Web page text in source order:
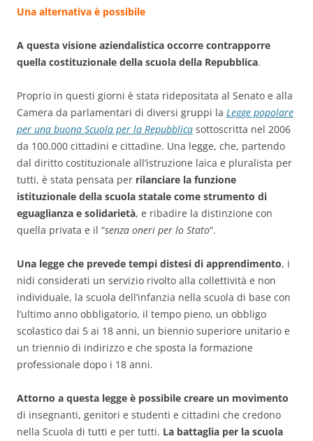
Una alternativa è possibile
A questa visione aziendalistica occorre contrapporre
quella costituzionale della scuola della Repubblica.
Proprio in questi giorni è stata ridepositata al Senato e alla
Camera da parlamentari di diversi gruppi la Legge popolare
per una buona Scuola per la Repubblica sottoscritta nel 2006
da 100.000 cittadini e cittadine. Una legge, che, partendo
dal diritto costituzionale all’istruzione laica e pluralista per
tutti, è stata pensata per rilanciare la funzione
istituzionale della scuola statale come strumento di
eguaglianza e solidarietà, e ribadire la distinzione con
quella privata e il “senza oneri per lo Stato“.
Una legge che prevede tempi distesi di apprendimento, i
nidi considerati un servizio rivolto alla collettività e non
individuale, la scuola dell’infanzia nella scuola di base con
l’ultimo anno obbligatorio, il tempo pieno, un obbligo
scolastico dai 5 ai 18 anni, un biennio superiore unitario e
un triennio di indirizzo e che sposta la formazione
professionale dopo i 18 anni.
Attorno a questa legge è possibile creare un movimento
di insegnanti, genitori e studenti e cittadini che credono
nella Scuola di tutti e per tutti. La battaglia per la scuola